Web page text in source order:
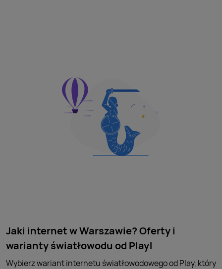
Jaki internet w Warszawie? Oferty i
warianty światłowodu od Play!
Wybierz wariant internetu światłowodowego od Play, który